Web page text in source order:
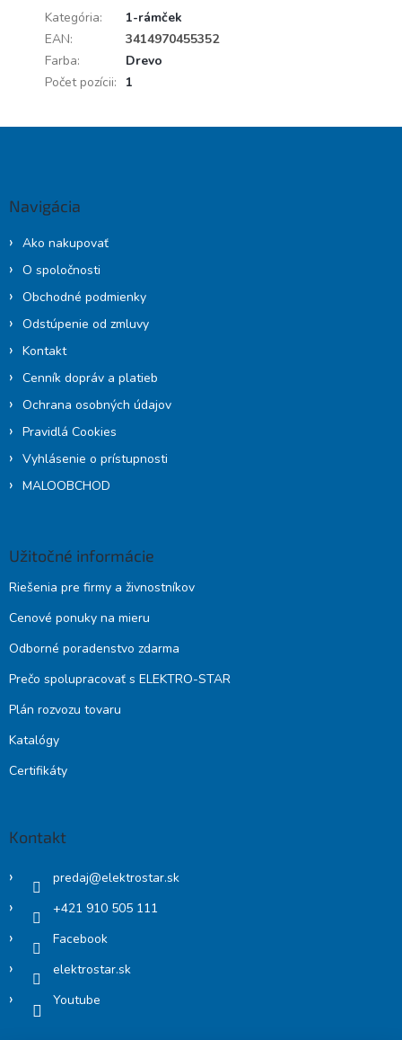
Kategória:
1-rámček
EAN:
3414970455352
Farba:
Drevo
Počet pozícii: 1
Navigácia
Ako nakupovať
O spoločnosti
Obchodné podmienky
Odstúpenie od zmluvy
Kontakt
Cenník dopráv a platieb
Ochrana osobných údajov
Pravidlá Cookies
Vyhlásenie o prístupnosti
MALOOBCHOD
Užitočné informácie
Riešenia pre firmy a živnostníkov
Cenové ponuky na mieru
Odborné poradenstvo zdarma
Prečo spolupracovať s ELEKTRO-STAR
Plán rozvozu tovaru
Katalógy
Certifikáty
Kontakt
predaj@elektrostar.sk
+421 910 505 111
Facebook
elektrostar.sk
Youtube